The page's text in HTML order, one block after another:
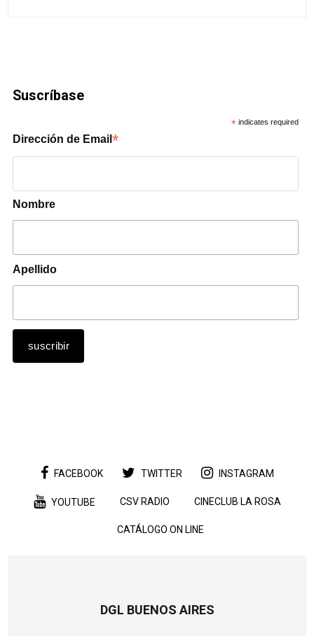
Suscríbase
* indicates required
Dirección de Email*
Nombre
Apellido
FACEBOOK TWITTER INSTAGRAM
YOUTUBE CSV RADIO CINECLUB LA ROSA
CATÁLOGO ON LINE
DGL BUENOS AIRES